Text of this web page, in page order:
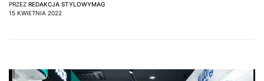
PRZEZ REDAKCJA STYLOWYMAG
15 KWIETNIA 2022